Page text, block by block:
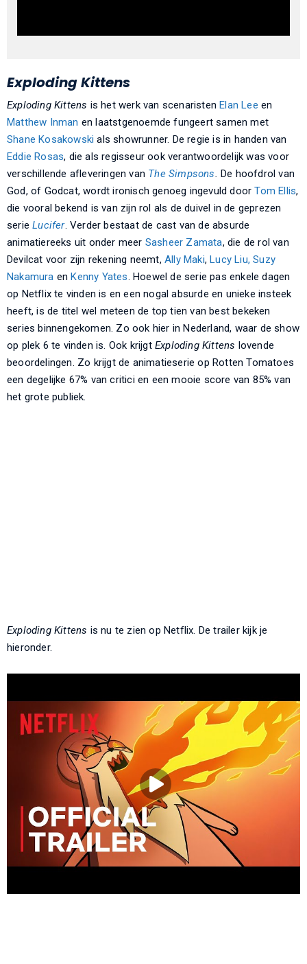
Exploding Kittens
Exploding Kittens is het werk van scenaristenElan Lee en
Matthew Inman en laatstgenoemde fungeert samen met
Shane Kosakowski als showrunner. De regie is in handen van
Eddie Rosas, die als regisseur ook verantwoordelijk was voor
verschillende afleveringen van The Simpsons.De hoofdrol van
God, of Godcat, wordt ironisch genoeg ingevuld doorTom Ellis,
die vooral bekend is van zijn rol als de duivel in de geprezen
serieLucifer. Verder bestaat de cast van de absurde
animatiereeks uit onder meer Sasheer Zamata, die de rol van
Devilcat voor zijn rekening neemt, Ally Maki,Lucy Liu, Suzy
Nakamura enKenny Yates. Hoewel de serie pas enkele dagen
op Netflix te vinden is en een nogal absurde en unieke insteek
heeft, is de titel wel meteen de top tien van best bekeken
series binnengekomen. Zo ook hier in Nederland, waar de show
op plek 6 te vinden is. Ook krijgt Exploding Kittens lovende
beoordelingen. Zo krijgt de animatieserie op Rotten Tomatoes
een degelijke 67% van critici en een mooie score van 85% van
het grote publiek.
Exploding Kittens is nu te zien op Netflix. De trailer kijk je
hieronder.